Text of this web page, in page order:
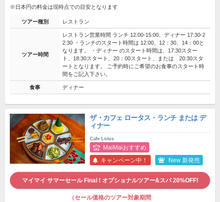
※日本円の料金は現時点での目安となります
ツアー種別 レストラン
ツアー時間
レストラン営業時間 ランチ 12:00-15:00、ディナー 17:30-2
2:30 ・ランチのスタート時間は 12:00、12：30、14：00と
なります。 ・ディナー のスタート時間は、17:30スター
ト、18:30スタート、20：00スタート、または 20:30スタ
ートとなります。 ご予約時にご希望のお食事のスタート時
間をご記入下さい。
食事 ディナー
ザ・カフェ ロータス・ランチ または デ
ィナー
Cafe Lotus
MaiMaiおすすめ
キャンペーン中！
New 新発売
マイマイ サマーセール Final ! オプショナルツアー&スパ 20%OFF!
（セール価格のツアー対象期間